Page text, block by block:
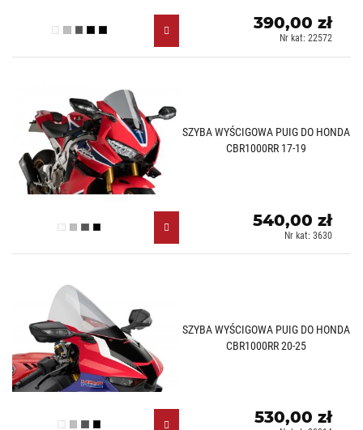
Przezroczysty (W)
Lekko przyciemniany (H)
Mocno przyciemniany (F)
Czarny (N)
Czarny mat (J)
390,00 zł
Nr kat: 22572
SZYBA WYŚCIGOWA PUIG DO HONDA
CBR1000RR 17-19
Przezroczysty (W)
Lekko przyciemniany (H)
Mocno przyciemniany (F)
Czarny (N)
540,00 zł
Nr kat: 3630
SZYBA WYŚCIGOWA PUIG DO HONDA
CBR1000RR 20-25
530,00 zł